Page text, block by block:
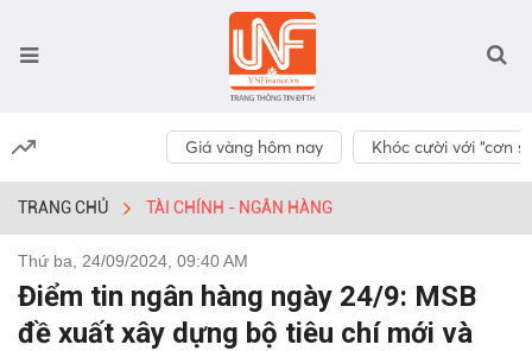
Giá vàng hôm nay Khóc cười với “cơn
TRANG CHỦ TÀI CHÍNH - NGÂN HÀNG
Thứ ba, 24/09/2024, 09:40 AM
Điểm tin ngân hàng ngày 24/9: MSB
đề xuất xây dựng bộ tiêu chí mới và